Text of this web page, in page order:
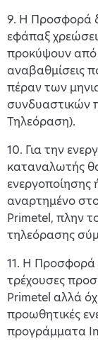
9. Η Προσφορά
εφάπαξ
προκύψουν από
αναβαθμίσεις
πέραν των
συνδυαστικών
Τηλεόραση).
10. Για την
καταναλωτής
ενεργοποίησης
αναρτημένο
Primetel, πλην
τηλεόρασης
11. Η Προσφορά
τρέχουσες
Primetel αλλά
προωθητικές
προγράμματα